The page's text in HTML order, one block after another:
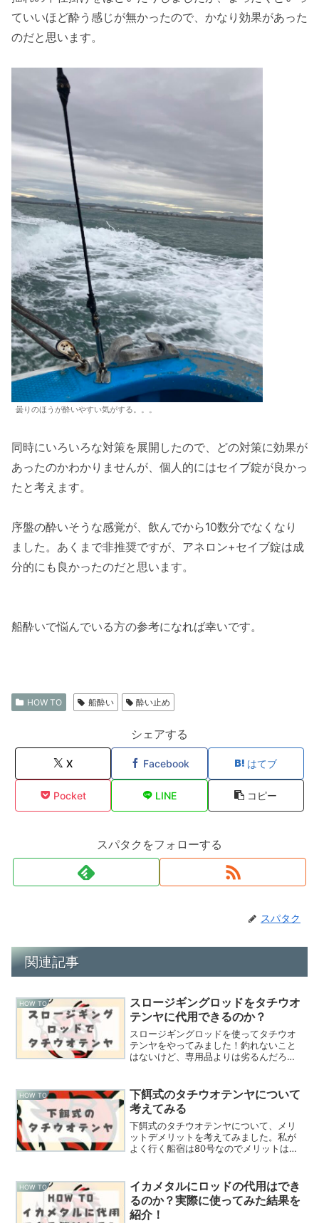
ていいほど酔う感じが無かったので、かなり効果があった
のだと思います。
曇りのほうが酔いやすい気がする。。。
同時にいろいろな対策を展開したので、どの対策に効果が
あったのかわかりませんが、個人的にはセイブ錠が良かっ
たと考えます。
序盤の酔いそうな感覚が、飲んでから10数分でなくなり
ました。あくまで非推奨ですが、アネロン+セイブ錠は成
分的にも良かったのだと思います。
船酔いで悩んでいる方の参考になれば幸いです。
HOW TO 船酔い 酔い止め
シェアする
X Facebook はてブ
Pocket LINE コピー
スパタクをフォローする
スパタク
関連記事
HOW TO
スロージギングロッドをタチウオ
テンヤに代用できるのか？
スロージギングロッドを使ってタチウオ
テンヤをやってみました！釣れないこと
はないけど、専用品よりは劣るんだろう
HOW TO
下餌式のタチウオテンヤについて
考えてみる
下餌式のタチウオテンヤについて、メリ
ットデメリットを考えてみました。私が
よく行く船宿は80号なのでメリットはそ
HOW TO
イカメタルにロッドの代用はでき
るのか？実際に使ってみた結果を
紹介！